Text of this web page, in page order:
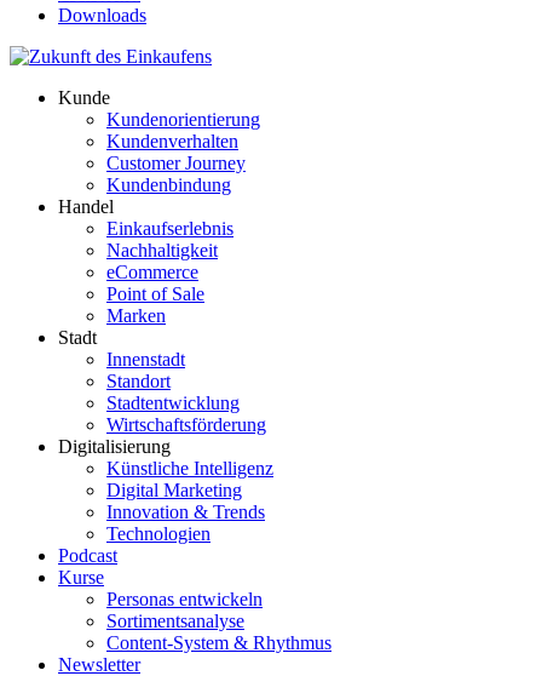
Downloads
Kunde
Kundenorientierung
Kundenverhalten
Customer Journey
Kundenbindung
Handel
Einkaufserlebnis
Nachhaltigkeit
eCommerce
Point of Sale
Marken
Stadt
Innenstadt
Standort
Stadtentwicklung
Wirtschaftsförderung
Digitalisierung
Künstliche Intelligenz
Digital Marketing
Innovation & Trends
Technologien
Podcast
Kurse
Personas entwickeln
Sortimentsanalyse
Content-System & Rhythmus
Newsletter